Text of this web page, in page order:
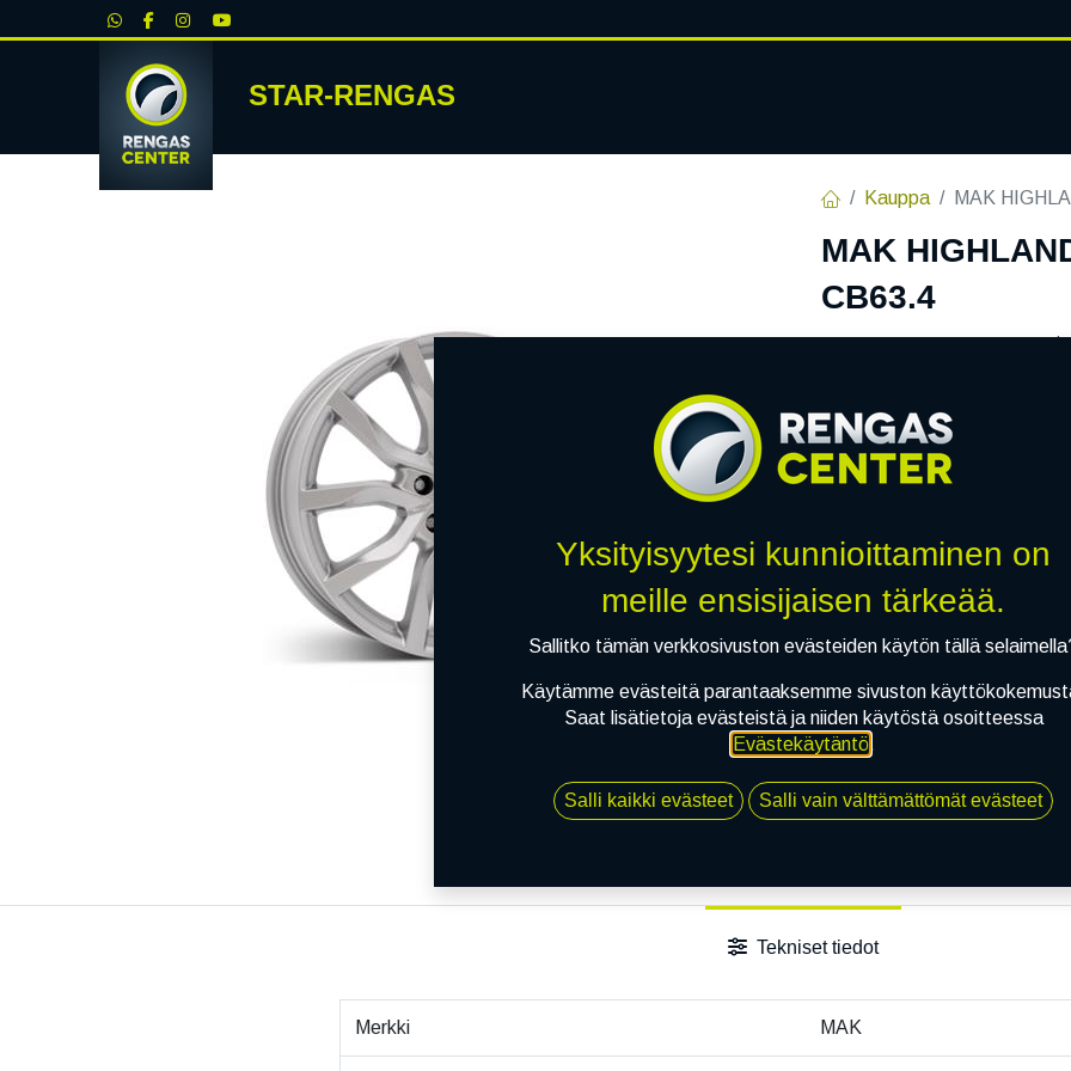
STAR-RENGAS
Kauppa MAK
MAK
CB63.4
EAN:8030580147828
Jaa
Tekniset tiedot
Merkki MAK
Yksityisyytesi kunnioittaminen on
meille ensisijaisen tärkeää.
Sallitko tämän verkkosivuston evästeiden käytön tällä
Käytämme evästeitä parantaaksemme sivuston
Saat lisätietoja evästeistä ja niiden käytöstä osoitteessa
Evästekäytäntö.
Salli kaikki evästeet Salli vain välttämättömät evästeet